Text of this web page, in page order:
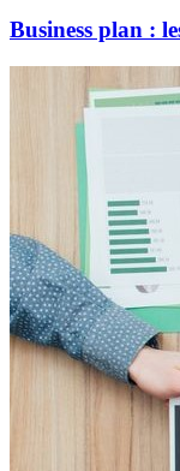
Business plan :